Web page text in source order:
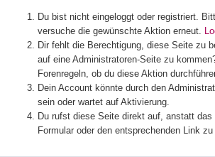
Du bist nicht eingeloggt oder registriert.
versuche die gewünschte Aktion erneut.
Dir fehlt die Berechtigung, diese Seite zu
auf eine Administratoren-Seite zu
Forenregeln, ob du diese Aktion
Dein Account könnte durch den
sein oder wartet auf Aktivierung.
Du rufst diese Seite direkt auf, anstatt das
Formular oder den entsprechenden Link